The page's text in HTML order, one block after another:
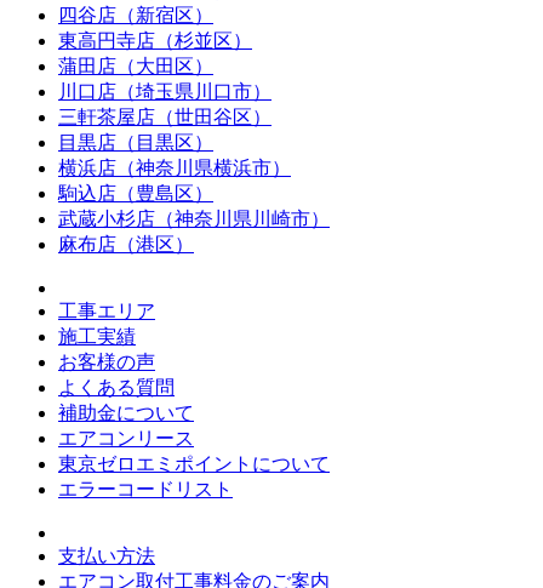
四谷店（新宿区）
東高円寺店（杉並区）
蒲田店（大田区）
川口店（埼玉県川口市）
三軒茶屋店（世田谷区）
目黒店（目黒区）
横浜店（神奈川県横浜市）
駒込店（豊島区）
武蔵小杉店（神奈川県川崎市）
麻布店（港区）
工事エリア
施工実績
お客様の声
よくある質問
補助金について
エアコンリース
東京ゼロエミポイントについて
エラーコードリスト
支払い方法
エアコン取付工事料金のご案内